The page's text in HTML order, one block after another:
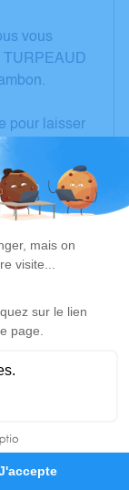
vous
TURPEAUD
pour laisser
à travers des
lieu
de Marie-
est